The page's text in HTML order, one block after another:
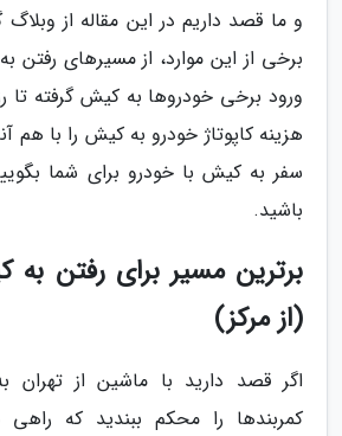
و ما قصد داریم در این مقاله از
برخی از این موارد، از مسیرهای
ورود برخی خودروها به کیش گرفته تا
هزینه کاپوتاژ خودرو به کیش را با هم
سفر به کیش با خودرو برای شما
باشید.
برترین مسیر برای رفتن
(از مرکز)
اگر قصد دارید با ماشین از تهران
کمربندها را محکم ببندید که